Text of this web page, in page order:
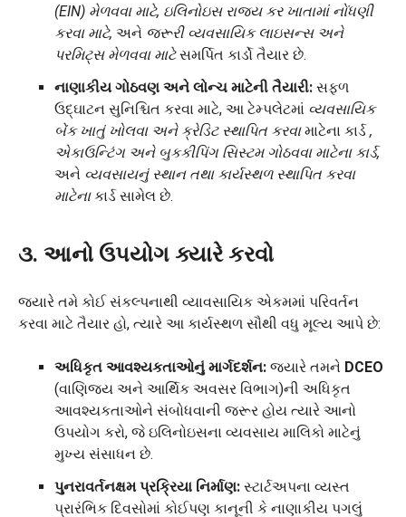
(EIN) મેળવવા માટે, ઇલિનોઇસ રાજ્ય કર ખાતામાં નોંધણી
કરવા માટે, અને જરૂરી વ્યવસાયિક લાઇસન્સ અને
પરમિટ્સ મેળવવા માટેસમર્પિત કાર્ડો તૈયાર છે.
નાણાકીય ગોઠવણ અને લોન્ચ માટેની તૈયારી: સફળ
ઉદ્ઘાટન સુનિશ્ચિત કરવા માટે, આ ટેમ્પલેટમાં વ્યવસાયિક
બેંક ખાતું ખોલવા અને ક્રેડિટ સ્થાપિત કરવામાટેના કાર્ડ ,
એકાઉન્ટિંગ અને બુકકીપિંગ સિસ્ટમ ગોઠવવા માટેના કાર્ડ,
અને વ્યવસાયનું સ્થાન તથા કાર્યસ્થળ સ્થાપિત કરવા
માટેનાકાર્ડ સામેલ છે.
૩. આનો ઉપયોગ ક્યારે કરવો
જ્યારે તમે કોઈ સંકલ્પનાથી વ્યાવસાયિક એકમમાં પરિવર્તન
કરવા માટે તૈયાર હો, ત્યારે આ કાર્યસ્થળ સૌથી વધુ મૂલ્ય આપે છે:
અધિકૃત આવશ્યકતાઓનું માર્ગદર્શન: જ્યારે તમને DCEO
(વાણિજ્ય અને આર્થિક અવસર વિભાગ)ની અધિકૃત
આવશ્યકતાઓને સંબોધવાની જરૂર હોય ત્યારે આનો
ઉપયોગ કરો, જે ઇલિનોઇસના વ્યવસાય માલિકો માટેનું
મુખ્ય સંસાધન છે.
પુનરાવર્તનક્ષમ પ્રક્રિયા નિર્માણ: સ્ટાર્ટઅપના વ્યસ્ત
પ્રારંભિક દિવસોમાં કોઈપણ કાનૂની કે નાણાકીય પગલું